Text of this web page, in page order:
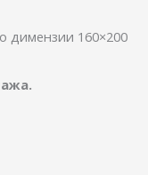
димензии 160×200